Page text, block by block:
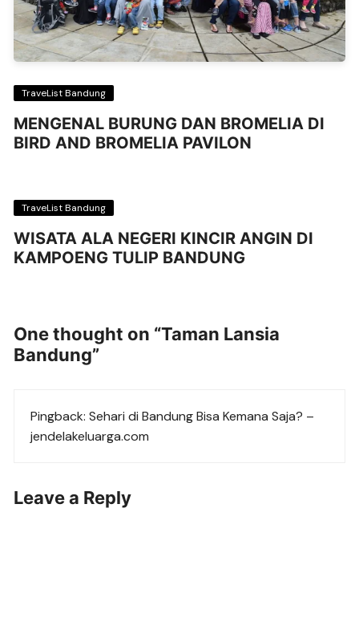
TraveList Bandung
MENGENAL BURUNG DAN BROMELIA DI
BIRD AND BROMELIA PAVILON
TraveList Bandung
WISATA ALA NEGERI KINCIR ANGIN DI
KAMPOENG TULIP BANDUNG
One thought on “Taman Lansia
Bandung”
Pingback:Sehari di Bandung Bisa Kemana Saja? –
jendelakeluarga.com
Leave a Reply